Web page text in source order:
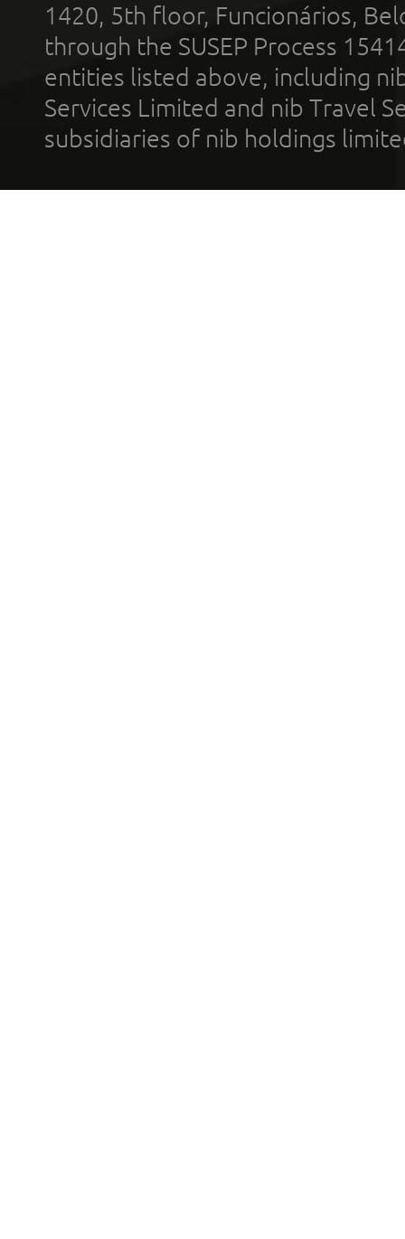
1420, 5th floor, Funcionários,
through the SUSEP Process
entities listed above, including
Services Limited and nib Travel
subsidiaries of nib holdings